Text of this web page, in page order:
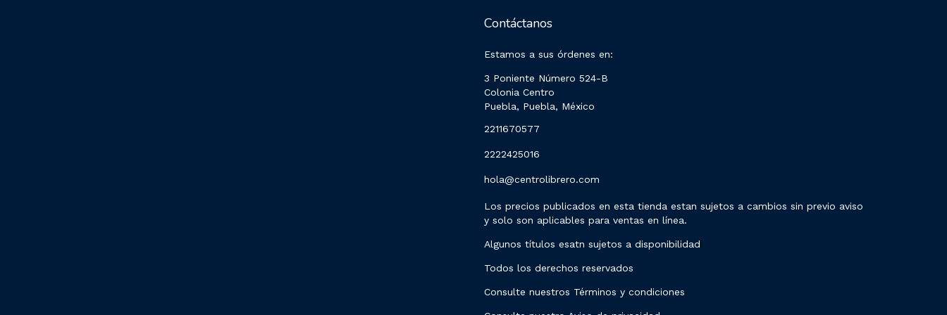
Contáctanos
Estamos a sus órdenes en:
3 Poniente Número 524-B
Colonia Centro
Puebla, Puebla, México
2211670577
2222425016
hola@centrolibrero.com
Los precios publicados en esta tienda estan sujetos a cambios sin previo aviso
y solo son aplicables para ventas en línea.
Algunos títulos esatn sujetos a disponibilidad
Todos los derechos reservados
Consulte nuestros Términos y condiciones